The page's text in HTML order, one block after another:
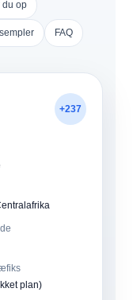
du op
FAQ
+237
plan)